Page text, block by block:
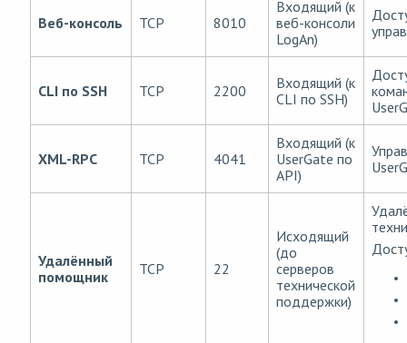
Веб-консоль TCP 8010
Входящий (к
веб-консоли
LogAn)
CLI по SSH TCP 2200
Входящий (к
CLI по SSH)
XML-RPC TCP 4041
Входящий (к
UserGate по
API)
Удалённый
помощник
TCP 22
Исходящий
(до
серверов
технической
поддержки)